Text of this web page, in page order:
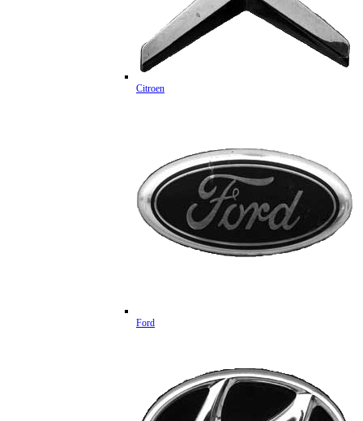
Citroen
Ford